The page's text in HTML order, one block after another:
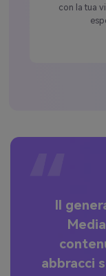
commoventi,
di
Ho
di
nostre
stato un